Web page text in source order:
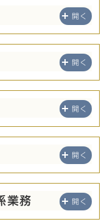
開く
開く
開く
開く
業務 開く